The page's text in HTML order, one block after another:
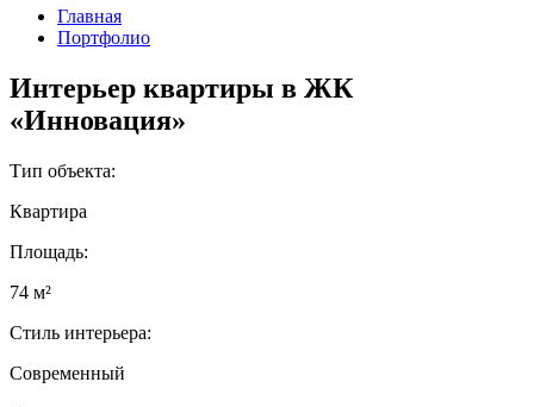
Главная
Портфолио
Интерьер квартиры в ЖК
«Инновация»
Тип объекта:
Квартира
Площадь:
74 м²
Стиль интерьера:
Современный